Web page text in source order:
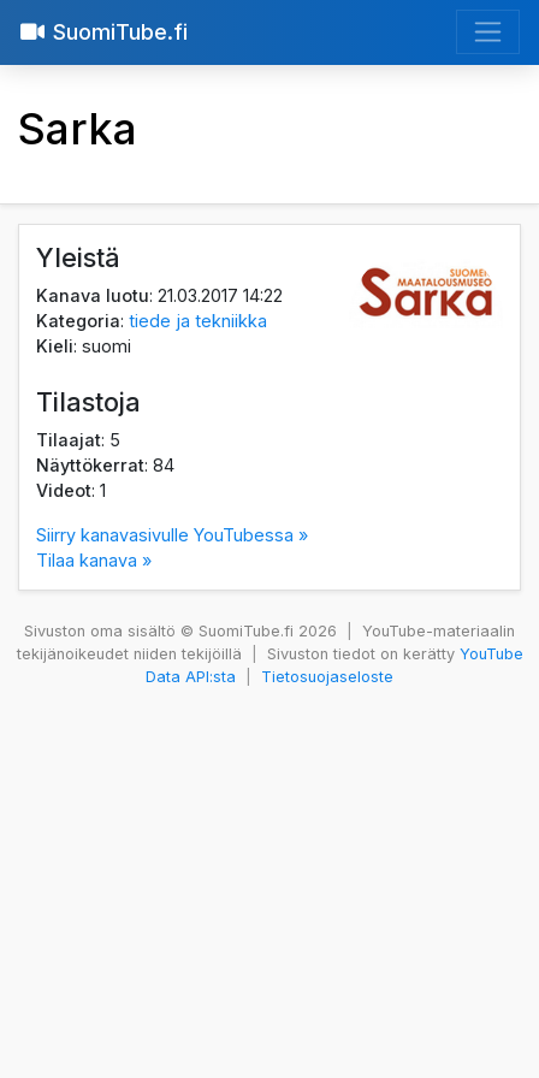
SuomiTube.fi
Sarka
Yleistä
Kanava luotu: 21.03.2017 14:22
Kategoria:tiede ja tekniikka
Kieli: suomi
Tilastoja
Tilaajat: 5
Näyttökerrat: 84
Videot: 1
Siirry kanavasivulle YouTubessa »
Tilaa kanava »
Sivuston oma sisältö © SuomiTube.fi 2026
YouTube-materiaalin
tekijänoikeudet niiden tekijöillä
Sivuston tiedot on kerätty YouTube
Data API:sta
Tietosuojaseloste